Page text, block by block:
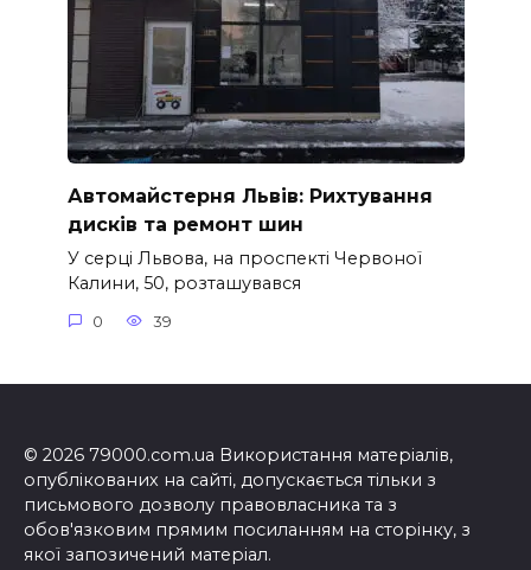
Автомайстерня Львів: Рихтування
дисків та ремонт шин
У серці Львова, на проспекті Червоної
Калини, 50, розташувався
0 39
© 2026 79000.com.ua Використання матеріалів,
опублікованих на сайті, допускається тільки з
письмового дозволу правовласника та з
обов'язковим прямим посиланням на сторінку, з
якої запозичений матеріал.